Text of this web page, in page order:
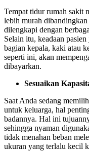
Tempat tidur rumah sakit
lebih murah
dilengkapi dengan
Selain itu, keadaan
bagian kepala, kaki atau
seperti ini, akan
dibayarkan.
Sesuaikan
Saat Anda sedang memilih
untuk keluarga, hal
badannya. Hal ini
sehingga nyaman
tidak menahan beban
ukuran yang terlalu kecil